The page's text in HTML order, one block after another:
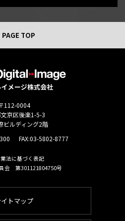
PAGE TOP
112-0004
京区後楽1-5-3
ビルディング2階
FAX:03-5802-8777
法に基づく表記
会 第301121804750号
トマップ